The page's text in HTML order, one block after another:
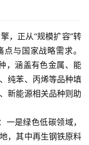
，正从“规模扩容”转
与国家战略需求。
，涵盖有色金属、能
纯苯、丙烯等品种填
新能源相关品种则助
是绿色低碳领域，
，其中再生钢铁原料